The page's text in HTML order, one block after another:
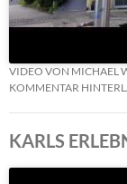
VIDEO VON MICHAEL
KOMMENTAR
KARLS